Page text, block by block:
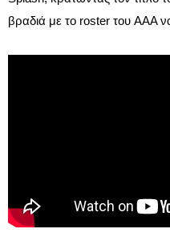
βραδιά με το roster του AAA